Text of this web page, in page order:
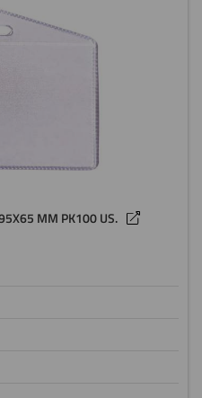
95X65 MM PK100 US.